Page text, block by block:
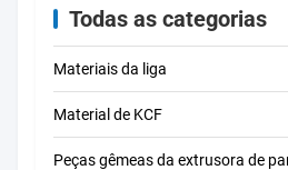
Todas as categorias
Materiais da liga
Material de KCF
Peças gêmeas da extrusora de